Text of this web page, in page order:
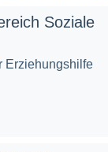
Soziale
Erziehungshilfe